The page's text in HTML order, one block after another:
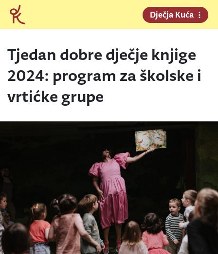
Dječja Kuća
Tjedan dobre dječje knjige
2024: program za školske i
vrtićke grupe